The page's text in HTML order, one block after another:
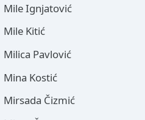
Mile Ignjatović
Mile Kitić
Milica Pavlović
Mina Kostić
Mirsada Čizmić